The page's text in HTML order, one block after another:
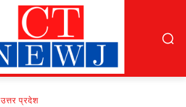
उत्तर प्रदेश